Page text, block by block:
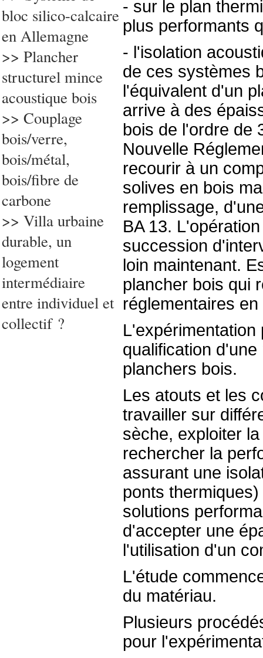
bloc silico-calcaire
en Allemagne
>> Plancher
structurel mince
acoustique bois
>> Couplage
bois/verre,
bois/métal,
bois/fibre de
carbone
>> Villa urbaine
durable, un
logement
intermédiaire
entre individuel et
collectif ?
- sur le plan
plus performants
- l'isolation
de ces systèmes
l'équivalent d'un
arrive à des
bois de l'ordre de
Nouvelle
recourir à un
solives en bois
remplissage,
BA 13.
succession
loin maintenant.
plancher bois qui
réglementaires
qualification
planchers bois.
Les atouts et les
travailler sur
sèche, exploiter
rechercher la
assurant une
ponts
solutions
d'accepter une
l'utilisation d'un
L'étude
du matériau.
Plusieurs
pour